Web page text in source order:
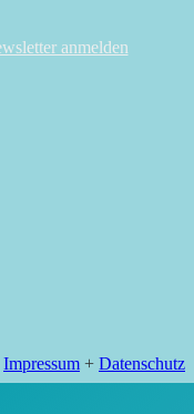
Impressum + Datenschutz